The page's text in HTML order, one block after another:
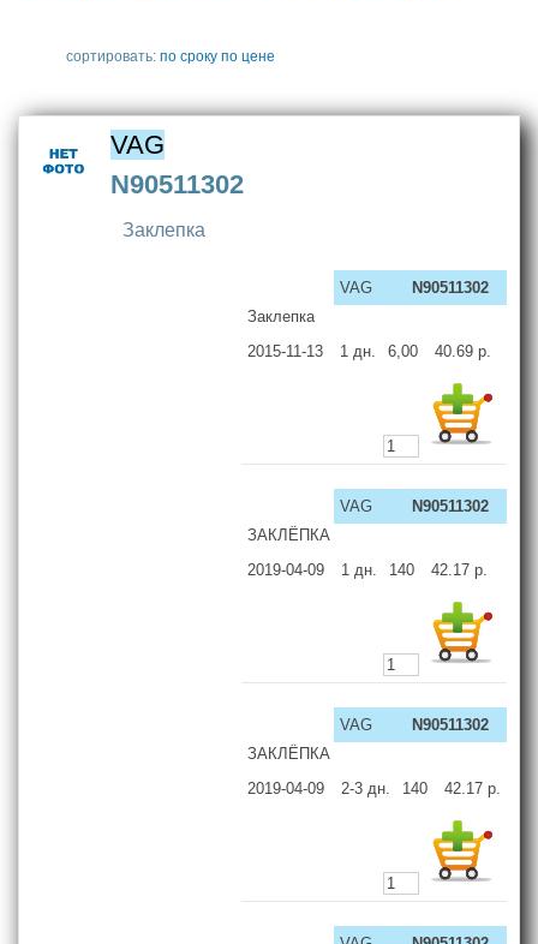
сортировать: по сроку по цене
VAG
N90511302
Заклепка
VAG
N90511302
Заклепка
2015-11-13
1 дн. 6,00 40.69 р.
VAG
N90511302
ЗАКЛЁПКА
2019-04-09
1 дн. 140 42.17 р.
VAG
N90511302
ЗАКЛЁПКА
2019-04-09
2-3 дн. 140 42.17 р.